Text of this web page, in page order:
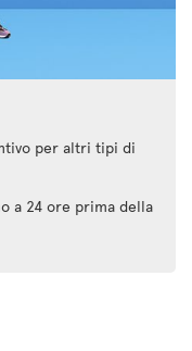
per altri tipi di
a 24 ore prima della